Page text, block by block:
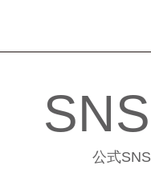
SNS
公式SNS